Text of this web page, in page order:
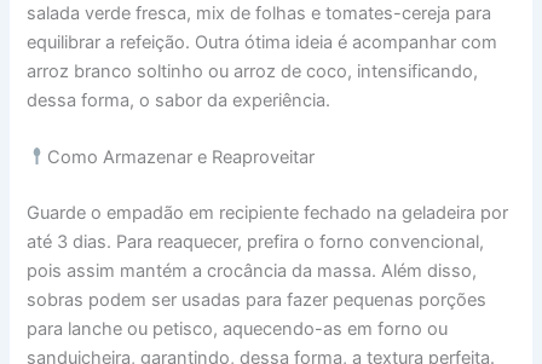
salada verde fresca, mix de folhas e tomates-cereja para
equilibrar a refeição. Outra ótima ideia é acompanhar com
arroz branco soltinho ou arroz de coco, intensificando,
dessa forma, o sabor da experiência.
Como Armazenar e Reaproveitar
Guarde o empadão em recipiente fechado na geladeira por
até 3 dias. Para reaquecer, prefira o forno convencional,
pois assim mantém a crocância da massa. Além disso,
sobras podem ser usadas para fazer pequenas porções
para lanche ou petisco, aquecendo-as em forno ou
sanduicheira, garantindo, dessa forma, a textura perfeita.